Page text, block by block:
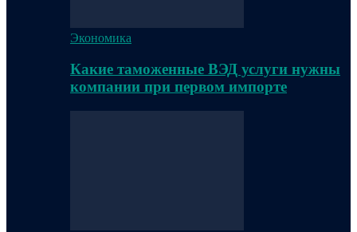
Экономика
Какие таможенные ВЭД услуги нужны
компании при первом импорте